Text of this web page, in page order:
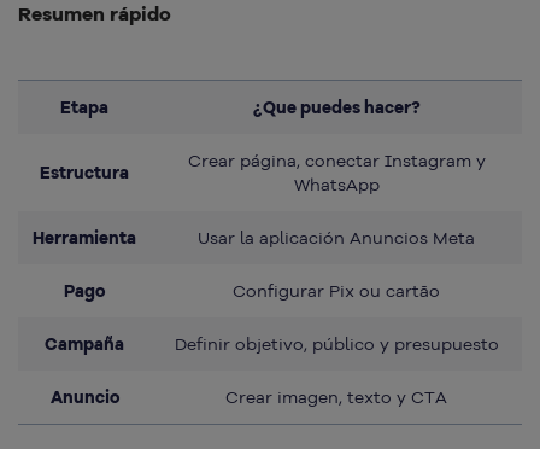
Resumen rápido
Etapa ¿Que puedes hacer?
Estructura
Crear página, conectar Instagram y
WhatsApp
Herramienta Usar la aplicación Anuncios Meta
Pago Configurar Pix ou cartão
Campaña Definir objetivo, público y presupuesto
Anuncio Crear imagen, texto y CTA